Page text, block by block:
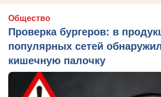
Общество
Проверка бургеров: в
популярных сетей
кишечную палочку